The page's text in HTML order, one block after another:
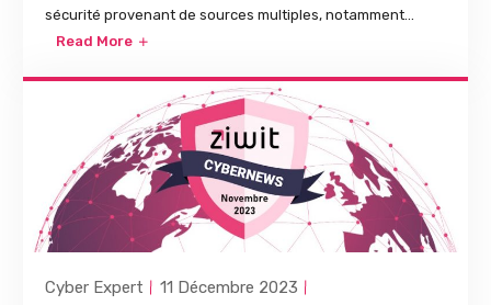
sécurité provenant de sources multiples, notamment...
Read More
Cyber Expert
11 Décembre 2023